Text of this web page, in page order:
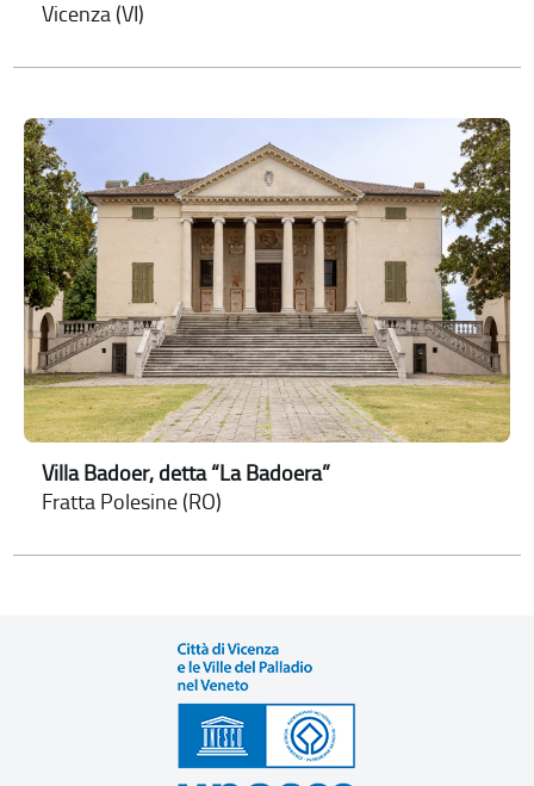
Vicenza (VI)
Villa Badoer, detta “La Badoera”
Fratta Polesine (RO)